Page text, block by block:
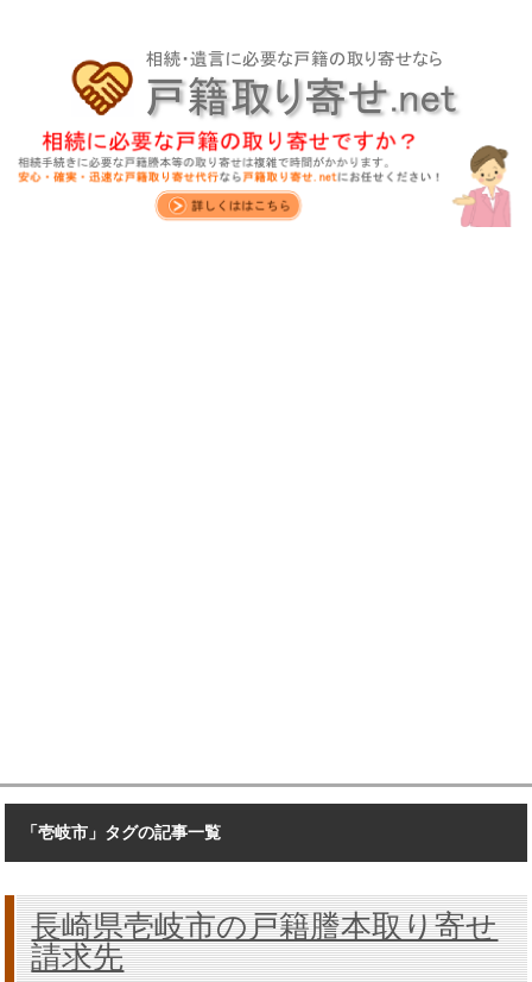
「壱岐市」タグの記事一覧
長崎県壱岐市の戸籍謄本取り寄せ
請求先